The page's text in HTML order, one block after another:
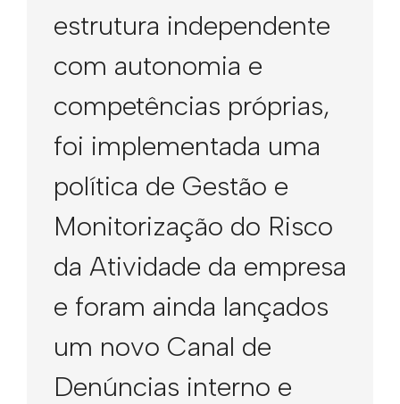
estrutura independente
com autonomia e
competências próprias,
foi implementada uma
política de Gestão e
Monitorização do Risco
da Atividade da empresa
e foram ainda lançados
um novo Canal de
Denúncias interno e